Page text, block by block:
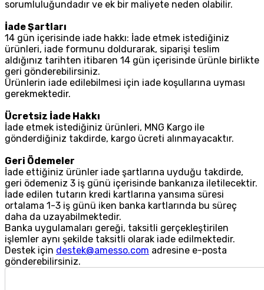
sorumluluğundadır ve ek bir maliyete neden olabilir.
İade Şartları
14 gün içerisinde iade hakkı: İade etmek istediğiniz
ürünleri, iade formunu doldurarak, siparişi teslim
aldığınız tarihten itibaren 14 gün içerisinde ürünle birlikte
geri gönderebilirsiniz.
Ürünlerin iade edilebilmesi için iade koşullarına uyması
gerekmektedir.
Ücretsiz İade Hakkı
İade etmek istediğiniz ürünleri, MNG Kargo ile
gönderdiğiniz takdirde, kargo ücreti alınmayacaktır.
Geri Ödemeler
İade ettiğiniz ürünler iade şartlarına uyduğu takdirde,
geri ödemeniz 3 iş günü içerisinde bankanıza iletilecektir.
İade edilen tutarın kredi kartlarına yansıma süresi
ortalama 1-3 iş günü iken banka kartlarında bu süreç
daha da uzayabilmektedir.
Banka uygulamaları gereği, taksitli gerçekleştirilen
işlemler aynı şekilde taksitli olarak iade edilmektedir.
Destek için destek@amesso.com adresine e-posta
gönderebilirsiniz.